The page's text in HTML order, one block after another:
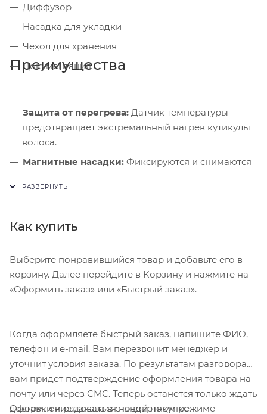
Диффузор
Насадка для укладки
Чехол для хранения
Документация
Преимущества
Защита от перегрева: Датчик температуры
предотвращает экстремальный нагрев кутикулы
волоса.
Магнитные насадки: Фиксируются и снимаются
Dyson Supersonic HD07 — надёжный фен для
повреждения.
Как купить
Выберите понравившийся товар и добавьте его в
корзину. Далее перейдите в Корзину и нажмите на
«Оформить заказ» или «Быстрый заказ».
Когда оформляете быстрый заказ, напишите ФИО,
телефон и e-mail. Вам перезвонит менеджер и
уточнит условия заказа. По результатам разговора
вам придет подтверждение оформления товара на
почту или через СМС. Теперь останется только ждать
доставки и радоваться новой покупке.
Оформление заказа в стандартном режиме